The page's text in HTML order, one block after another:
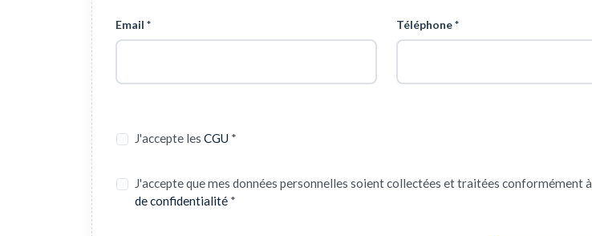
Email * Téléphone *
J'accepte les CGU *
J'accepte que mes données personnelles soient collectées et traitées conformément à
de confidentialité*